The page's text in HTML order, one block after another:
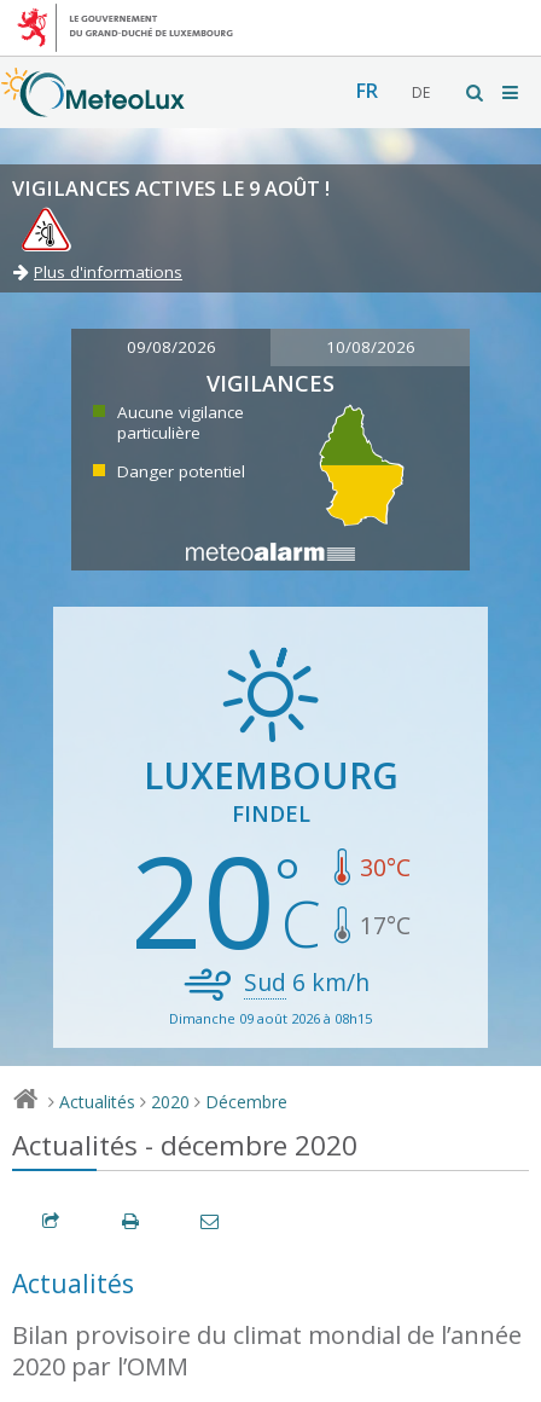
FR DE
VIGILANCES ACTIVES LE 9 AOÛT !
Plus d'informations
09/08/2026 10/08/2026
VIGILANCES
Aucune vigilance
particulière
Danger potentiel
LUXEMBOURG
FINDEL
20 30°C
17°C
Sud 6 km/h
Dimanche 09 août 2026 à 08h15
> Actualités > 2020 > Décembre
Actualités - décembre 2020
Actualités
Bilan provisoire du climat mondial de l’année
2020 par l’OMM